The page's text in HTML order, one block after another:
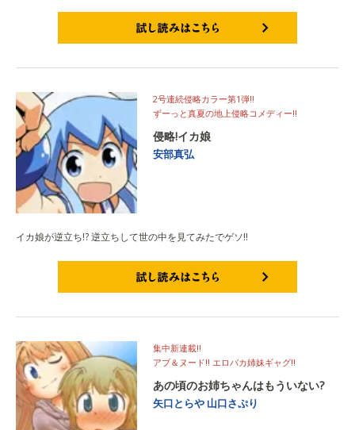
2号連続侵略カラー第1弾!!
ずーっと真夏の地上侵略コメディー!!
侵略!イカ娘
安部真弘
イカ娘が逆立ち!? 逆立ちして世の中を見てみたでゲソ!!
集中新連載!!
アブ＆ヌード!! エロバカ姉妹ギャグ!!
あの頃のお姉ちゃんはもういない?
矢口とらや 山口さぷり